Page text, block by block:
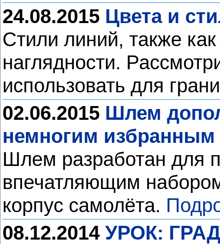
24.08.2015 Цвета и
Стили линий, также
наглядности.
использовать для
02.06.2015 Шлем
немногим избранным
Шлем разработан для
впечатляющим
корпус самолёта.
08.12.2014 УРОК: